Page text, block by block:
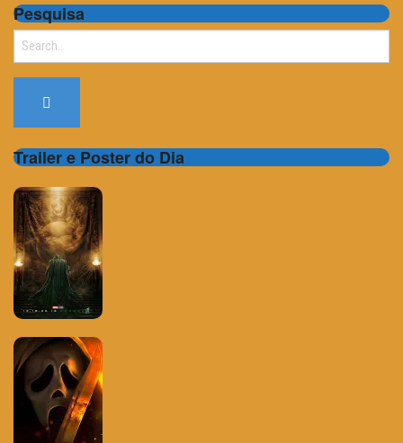
Pesquisa
Search
Trailer e Poster do Dia